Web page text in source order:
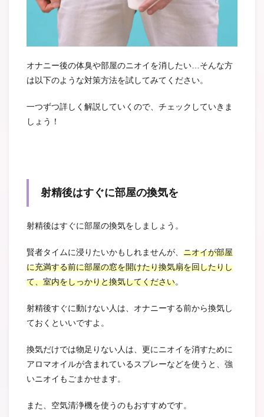
オナニー後の体臭や部屋のニオイを消したい…そんな方
は以下のような対策方法を試してみてください。
一つずつ詳しく解説していくので、チェックしていきま
しょう！
射精後はすぐに部屋の換気を
射精後はすぐに部屋の換気をしましょう。
賢者タイムに浸りたいかもしれませんが、 ニオイが部屋
に充満する前に部屋の窓を開けたり換気扇を回したりし
て、室内をしっかりと換気してください。
射精後すぐに動けない人は、オナニーする前から換気し
ておくといいですよ。
換気だけでは物足りない人は、更にニオイを消すために
アロマオイルが含まれているスプレーなどを使うと、強
いニオイもごまかせます。
また、空気清浄機を使うのもおすすめです。